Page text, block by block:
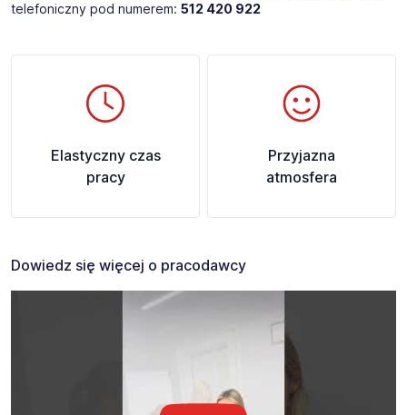
telefoniczny pod numerem: 512 420 922
Elastyczny czas
pracy
Przyjazna
atmosfera
Dowiedz się więcej o pracodawcy